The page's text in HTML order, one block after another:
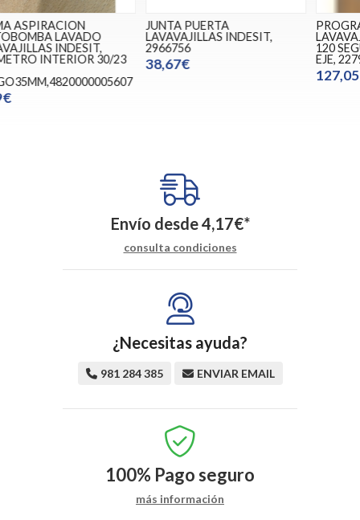
JUNTA PUERTA
LAVAVAJILLAS INDESIT,
2966756
38,67€
PROGRAMADOR
LAVAVAJILLAS 3 CAMARAS,
120 SEGUNDOS, 220V, CON
EJE, 227900508
Envío desde4,17€*
consulta condiciones
¿Necesitas ayuda?
981 284 385 ENVIAR EMAIL
100% Pago seguro
más información